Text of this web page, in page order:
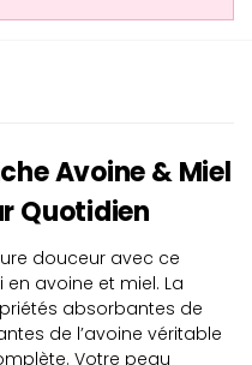
Avoine & Miel
Quotidien
douceur avec ce
en avoine et miel. La
absorbantes de
de l’avoine véritable
Votre peau